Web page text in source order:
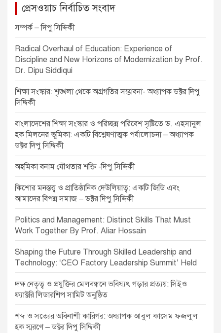
প্রেসওয়াচ নির্বাচিত সংবাদ
সম্পর্ক – দিপু সিদ্দিকী
Radical Overhaul of Education: Experience of
Discipline and New Horizons of Modernization by Prof.
Dr. Dipu Siddiqui
শিক্ষা সংস্কার: শৃঙ্খলা থেকে অগ্রগতির সম্ভাবনা- অধ্যাপক ডক্টর দিপু
সিদ্দিকী
বাংলাদেশের শিক্ষা সংস্কার ও পরিচ্ছন্ন পরিবেশ সৃষ্টিতে ড. এহসানুল
হক মিলনের ভূমিকা: একটি বিশ্লেষণাত্মক পর্যালোচনা – অধ্যাপক
ডক্টর দিপু সিদ্দিকী
অহমিকা বনাম যৌথতার শক্তি -দিপু সিদ্দিকী
কিশোর মনস্তত্ত্ব ও প্রাতিষ্ঠানিক দেউলিয়াত্ব: একটি জিডি এবং
আমাদের বিপন্ন সমাজ – ডক্টর দিপু সিদ্দিকী
Politics and Management: Distinct Skills That Must
Work Together By Prof. Aliar Hossain
Shaping the Future Through Skilled Leadership and
Technology: ‘CEO Factory Leadership Summit’ Held
দক্ষ নেতৃত্ব ও প্রযুক্তির মেলবন্ধনে ভবিষ্যৎ গড়ার প্রত্যয়: সিইও
ফ্যাক্টরি লিডারশিপ সামিট অনুষ্ঠিত
শব্দ ও সত্যের অবিনাশী কারিগর: অধ্যাপক আবুল কাসেম ফজলুল
হক স্মরণে – ডক্টর দিপু সিদ্দিকী